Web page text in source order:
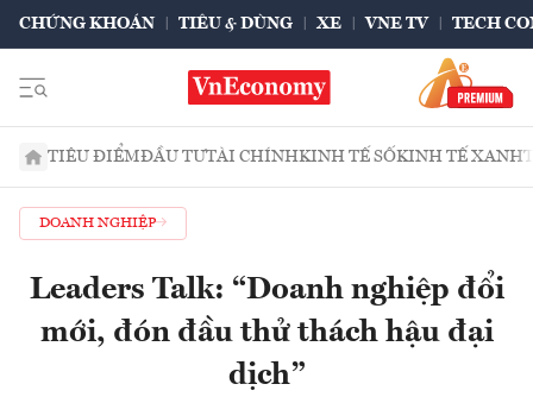
CHỨNG KHOÁN TIÊU & DÙNG XE VNE TV TECH
TIÊU ĐIỂMĐẦU TƯTÀI CHÍNHKINH TẾ SỐKINH TẾ XANH
DOANH NGHIỆP
Leaders Talk: “Doanh nghiệp đổi
mới, đón đầu thử thách hậu đại
dịch”